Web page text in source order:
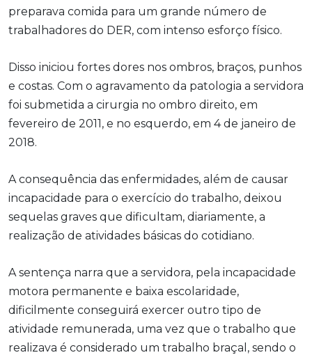
preparava comida para um grande número de
trabalhadores do DER, com intenso esforço físico.
Disso iniciou fortes dores nos ombros, braços, punhos
e costas. Com o agravamento da patologia a servidora
foi submetida a cirurgia no ombro direito, em
fevereiro de 2011, e no esquerdo, em 4 de janeiro de
2018.
A consequência das enfermidades, além de causar
incapacidade para o exercício do trabalho, deixou
sequelas graves que dificultam, diariamente, a
realização de atividades básicas do cotidiano.
A sentença narra que a servidora, pela incapacidade
motora permanente e baixa escolaridade,
dificilmente conseguirá exercer outro tipo de
atividade remunerada, uma vez que o trabalho que
realizava é considerado um trabalho braçal, sendo o